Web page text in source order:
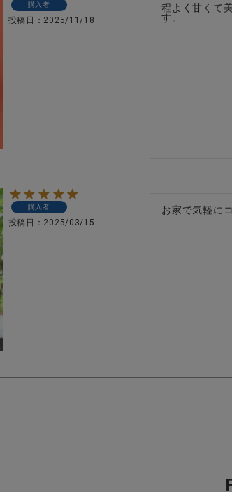
購入者
投稿日 2025/11/18
程よく甘くて
す。
購入者
投稿日 2025/03/15
お家で気軽に